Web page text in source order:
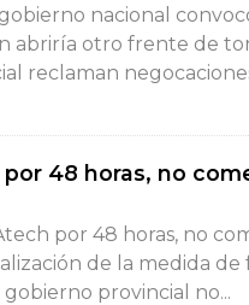
nacional
abriría otro frente de
reclaman
48 horas, no
por 48 horas, no
de la medida
provincial no...